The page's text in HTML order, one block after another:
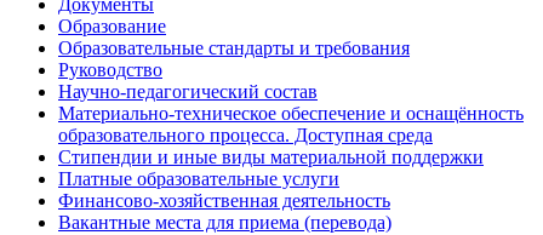
Документы
Образование
Образовательные стандарты и требования
Руководство
Научно-педагогический состав
Материально-техническое обеспечение и оснащённость
образовательного процесса. Доступная среда
Стипендии и иные виды материальной поддержки
Платные образовательные услуги
Финансово-хозяйственная деятельность
Вакантные места для приема (перевода)